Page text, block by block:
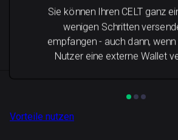
Sie können Ihren CELT ganz
wenigen Schritten
empfangen - auch dann,
Nutzer eine externe Wallet
Vorteile nutzen